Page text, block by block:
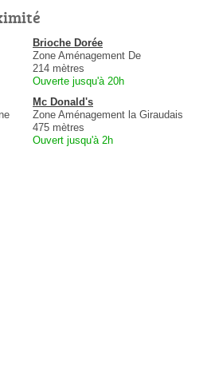
Brioche Dorée
Zone Aménagement De
214 mètres
Ouverte jusqu'à 20h
Mc Donald's
Zone Aménagement la Giraudais
475 mètres
Ouvert jusqu'à 2h